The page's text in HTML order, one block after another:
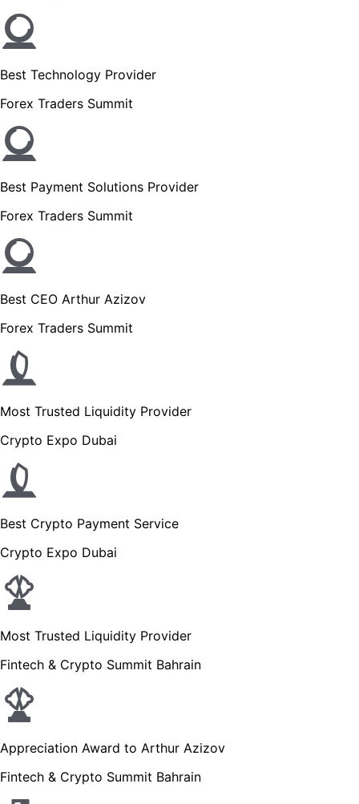
Best Technology Provider
Forex Traders Summit
Best Payment Solutions Provider
Forex Traders Summit
Best CEO Arthur Azizov
Forex Traders Summit
Most Trusted Liquidity Provider
Crypto Expo Dubai
Best Crypto Payment Service
Crypto Expo Dubai
Most Trusted Liquidity Provider
Fintech & Crypto Summit Bahrain
Appreciation Award to Arthur Azizov
Fintech & Crypto Summit Bahrain